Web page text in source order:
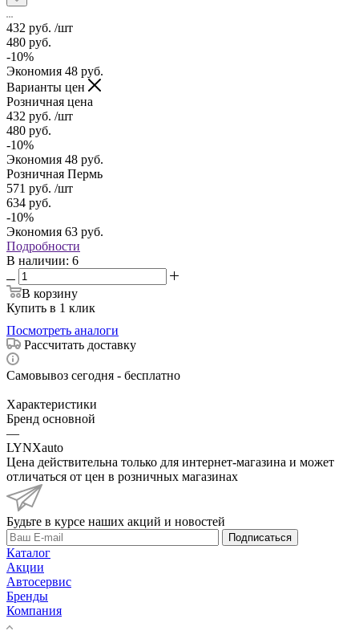
432 руб. /шт
480 руб.
-10%
Экономия 48 руб.
Варианты цен
Розничная цена
432 руб. /шт
480 руб.
-10%
Экономия 48 руб.
Розничная Пермь
571 руб. /шт
634 руб.
-10%
Экономия 63 руб.
Подробности
В наличии: 6
В корзину
Купить в 1 клик
Посмотреть аналоги
Рассчитать доставку
Самовывоз сегодня - бесплатно
Характеристики
Бренд основной
—
LYNXauto
Цена действительна только для интернет-магазина и может
отличаться от цен в розничных магазинах
Будьте в курсе наших акций и новостей
Подписаться
Каталог
Акции
Автосервис
Бренды
Компания